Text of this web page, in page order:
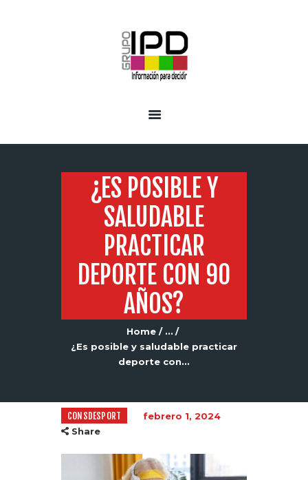
¿ES POSIBLE Y
SALUDABLE
PRACTICAR
DEPORTE CON 90
AÑOS?
Home
...
¿Es posible y saludable practicar
deporte con...
CONSDESPORT
febrero 1, 2024
Share